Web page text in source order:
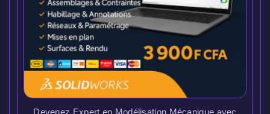
Devenez Expert en Modélisation Mécanique avec